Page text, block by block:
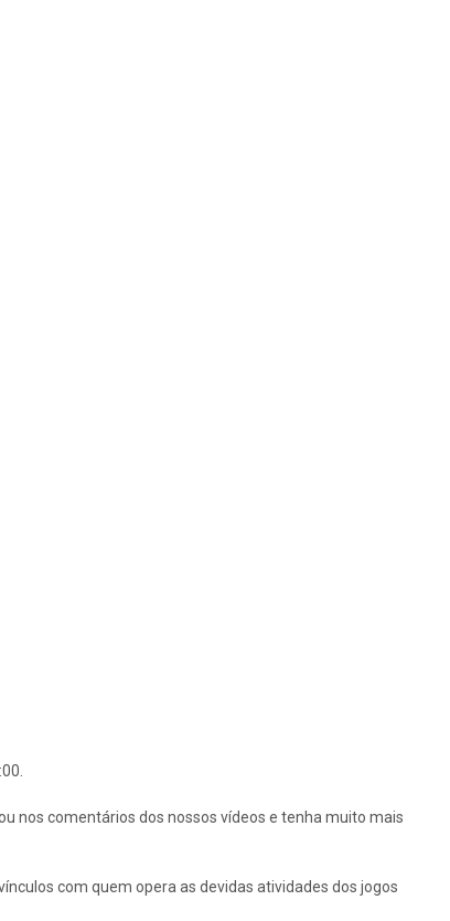
nos comentários dos nossos vídeos e tenha muito mais
com quem opera as devidas atividades dos jogos